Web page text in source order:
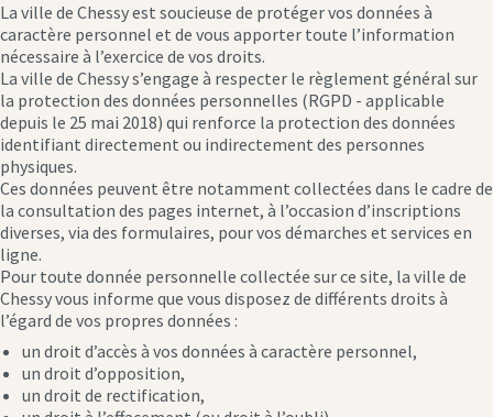
La ville de Chessy est soucieuse de protéger vos données à
caractère personnel et de vous apporter toute l’information
nécessaire à l’exercice de vos droits.
La ville de Chessy s’engage à respecter le règlement général sur
la protection des données personnelles (RGPD - applicable
depuis le 25 mai 2018) qui renforce la protection des données
identifiant directement ou indirectement des personnes
physiques.
Ces données peuvent être notamment collectées dans le cadre de
la consultation des pages internet, à l’occasion d’inscriptions
diverses, via des formulaires, pour vos démarches et services en
ligne.
Pour toute donnée personnelle collectée sur ce site, la ville de
Chessy vous informe que vous disposez de différents droits à
l’égard de vos propres données :
un droit d’accès à vos données à caractère personnel,
un droit d’opposition,
un droit de rectification,